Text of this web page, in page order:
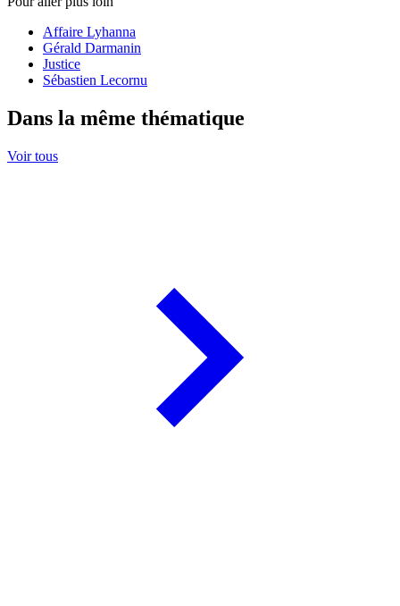
Affaire Lyhanna
Gérald Darmanin
Justice
Sébastien Lecornu
Dans la même thématique
Voir tous